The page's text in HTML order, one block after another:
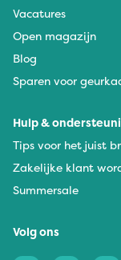
Vacatures
Open magazijn
Blog
Sparen voor
Hulp &
Tips voor het juist
Zakelijke klant
Summersale
Volg ons